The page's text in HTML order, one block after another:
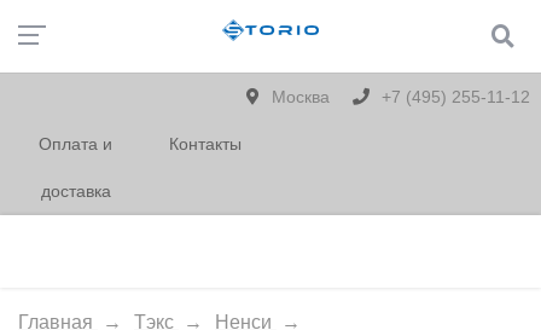
Москва +7 (495) 255-11-12
Оплата и
доставка
Контакты
Главная → Тэкс → Ненси
→